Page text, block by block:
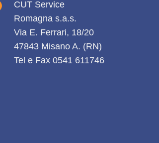
CUT Service
Romagna s.a.s.
Via E. Ferrari, 18/20
47843 Misano A. (RN)
Tel e Fax 0541 611746